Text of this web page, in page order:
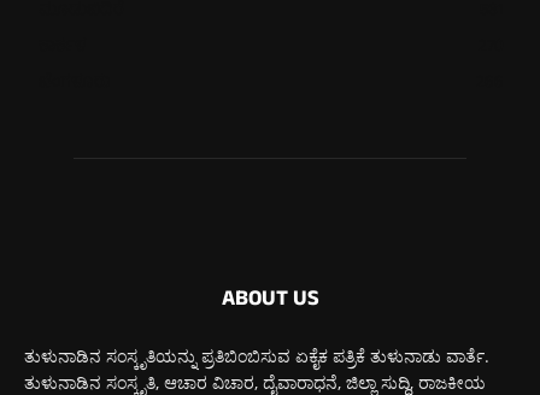
ABOUT US
ತುಳುನಾಡಿನ ಸಂಸ್ಕೃತಿಯನ್ನು ಪ್ರತಿಬಿಂಬಿಸುವ ಏಕೈಕ ಪತ್ರಿಕೆ ತುಳುನಾಡು ವಾರ್ತೆ.
ತುಳುನಾಡಿನ ಸಂಸ್ಕೃತಿ, ಆಚಾರ ವಿಚಾರ, ದೈವಾರಾಧನೆ, ಜಿಲ್ಲಾ ಸುದ್ದಿ, ರಾಜಕೀಯ